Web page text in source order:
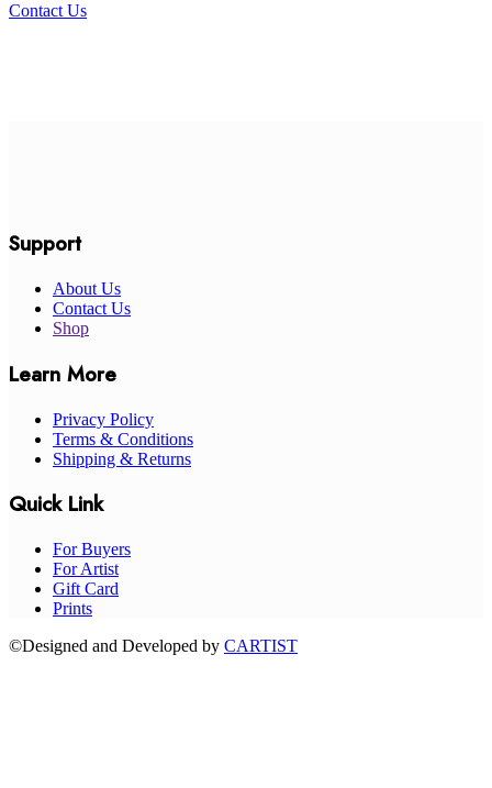
Contact Us
Support
About Us
Contact Us
Shop
Learn More
Privacy Policy
Terms & Conditions
Shipping & Returns
Quick Link
For Buyers
For Artist
Gift Card
Prints
©Designed and Developed by CARTIST